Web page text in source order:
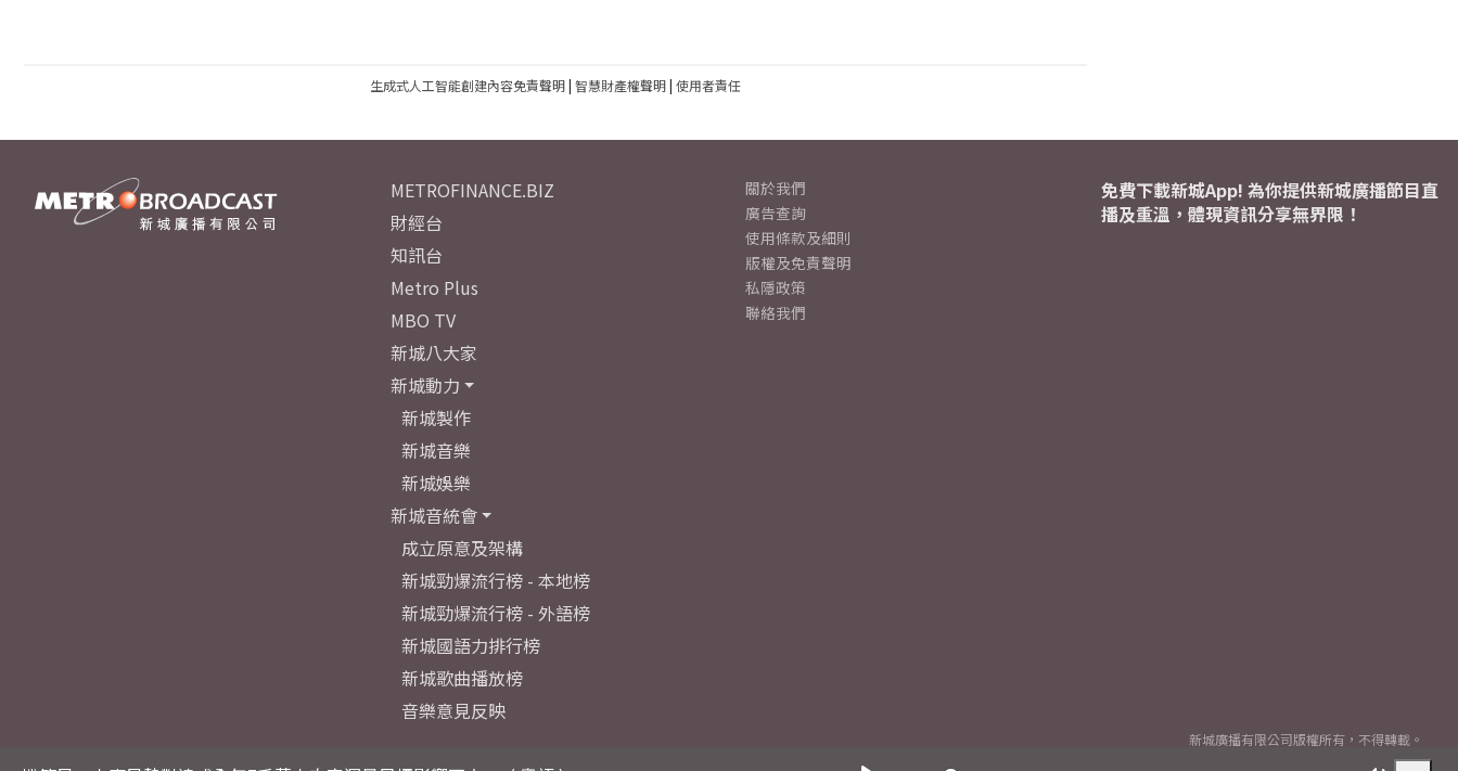
生成式人工智能創建內容免責聲明| 智慧財產權聲明| 使用者責任
METROFINANCE.BIZ
財經台
知訊台
Metro Plus
MBO TV
新城八大家
新城動力
新城製作
新城音樂
新城娛樂
新城音統會
成立原意及架構
新城勁爆流行榜 - 本地榜
新城勁爆流行榜 - 外語榜
新城國語力排行榜
新城歌曲播放榜
音樂意見反映
關於我們
廣告查詢
使用條款及細則
版權及免責聲明
私隱政策
聯絡我們
免費下載新城App! 為你提供新城廣播節目直
播及重溫，體現資訊分享無界限！
新城廣播有限公司版權所有，不得轉載。
2026© Metro Broadcast Corporation Limited. All rights reserved.